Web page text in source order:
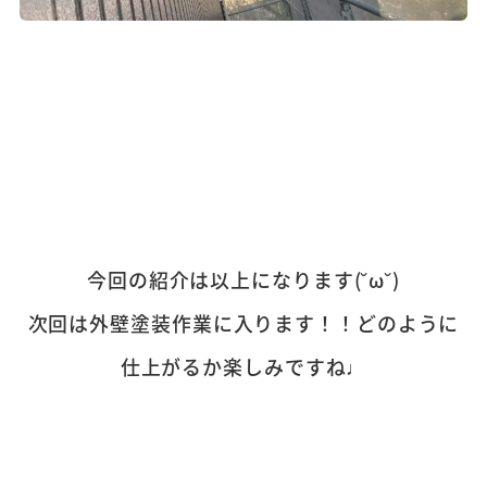
今回の紹介は以上になります(˘ω˘)
次回は外壁塗装作業に入ります！！どのように
仕上がるか楽しみですね♩